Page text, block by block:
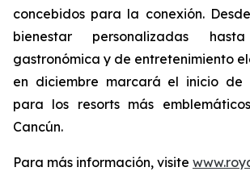
concebidos para la conexión.
bienestar personalizadas
gastronómica y de entretenimiento
en diciembre marcará el inicio de
para los resorts más
Cancún.
Para más información, visite